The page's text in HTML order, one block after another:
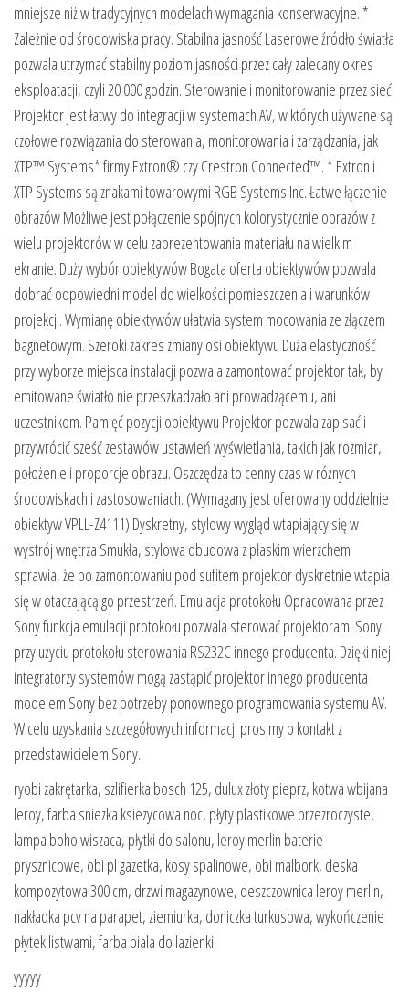
mniejsze niż w tradycyjnych modelach wymagania konserwacyjne. *
Zależnie od środowiska pracy. Stabilna jasność Laserowe źródło światła
pozwala utrzymać stabilny poziom jasności przez cały zalecany okres
eksploatacji, czyli 20 000 godzin. Sterowanie i monitorowanie przez sieć
Projektor jest łatwy do integracji w systemach AV, w których używane są
czołowe rozwiązania do sterowania, monitorowania i zarządzania, jak
XTP™ Systems* firmy Extron® czy Crestron Connected™. * Extron i
XTP Systems są znakami towarowymi RGB Systems Inc. Łatwe łączenie
obrazów Możliwe jest połączenie spójnych kolorystycznie obrazów z
wielu projektorów w celu zaprezentowania materiału na wielkim
ekranie. Duży wybór obiektywów Bogata oferta obiektywów pozwala
dobrać odpowiedni model do wielkości pomieszczenia i warunków
projekcji. Wymianę obiektywów ułatwia system mocowania ze złączem
bagnetowym. Szeroki zakres zmiany osi obiektywu Duża elastyczność
przy wyborze miejsca instalacji pozwala zamontować projektor tak, by
emitowane światło nie przeszkadzało ani prowadzącemu, ani
uczestnikom. Pamięć pozycji obiektywu Projektor pozwala zapisać i
przywrócić sześć zestawów ustawień wyświetlania, takich jak rozmiar,
położenie i proporcje obrazu. Oszczędza to cenny czas w różnych
środowiskach i zastosowaniach. (Wymagany jest oferowany oddzielnie
obiektyw VPLL-Z4111) Dyskretny, stylowy wygląd wtapiający się w
wystrój wnętrza Smukła, stylowa obudowa z płaskim wierzchem
sprawia, że po zamontowaniu pod sufitem projektor dyskretnie wtapia
się w otaczającą go przestrzeń. Emulacja protokołu Opracowana przez
Sony funkcja emulacji protokołu pozwala sterować projektorami Sony
przy użyciu protokołu sterowania RS232C innego producenta. Dzięki niej
integratorzy systemów mogą zastąpić projektor innego producenta
modelem Sony bez potrzeby ponownego programowania systemu AV.
W celu uzyskania szczegółowych informacji prosimy o kontakt z
przedstawicielem Sony.
ryobi zakrętarka, szlifierka bosch 125, dulux złoty pieprz, kotwa wbijana
leroy, farba sniezka ksiezycowa noc, płyty plastikowe przezroczyste,
lampa boho wiszaca, płytki do salonu, leroy merlin baterie
prysznicowe, obi pl gazetka, kosy spalinowe, obi malbork, deska
kompozytowa 300 cm, drzwi magazynowe, deszczownica leroy merlin,
nakładka pcv na parapet, ziemiurka, doniczka turkusowa, wykończenie
płytek listwami, farba biala do lazienki
yyyyy